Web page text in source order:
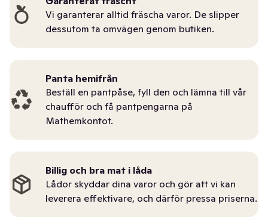
Vi garanterar alltid fräscha varor. De slipper
dessutom ta omvägen genom butiken.
Panta hemifrån
Beställ en pantpåse, fyll den och lämna till vår
chaufför och få pantpengarna på
Mathemkontot.
Billig och bra mat i låda
Lådor skyddar dina varor och gör att vi kan
leverera effektivare, och därför pressa priserna.